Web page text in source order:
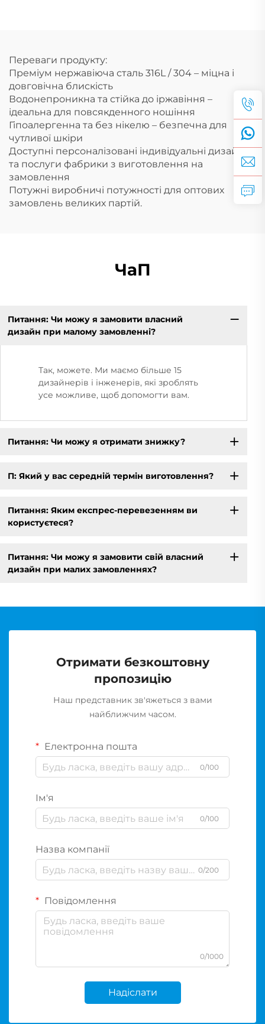
Переваги продукту:
Преміум нержавіюча сталь 316L / 304 – міцна і
довговічна блискість
Водонепроникна та стійка до іржавіння –
ідеальна для повсякденного ношіння
Гіпоалергенна та без нікелю – безпечна для
чутливої шкіри
Доступні персоналізовані індивідуальні дизайни
та послуги фабрики з виготовлення на
замовлення
Потужні виробничі потужності для оптових
замовлень великих партій.
ЧаП
Питання: Чи можу я замовити власний
дизайн при малому замовленні?
Так, можете. Ми маємо більше 15
дизайнерів і інженерів, які зроблять
усе можливе, щоб допомогти вам.
Питання: Чи можу я отримати знижку?
П: Який у вас середній термін виготовлення?
Питання: Яким експрес-перевезенням ви
користуєтеся?
Питання: Чи можу я замовити свій власний
дизайн при малих замовленнях?
Отримати безкоштовну
пропозицію
Наш представник зв'яжеться з вами
найближчим часом.
Електронна пошта
0/100
Ім'я
0/100
Назва компанії
0/200
Повідомлення
0/1000
Надіслати